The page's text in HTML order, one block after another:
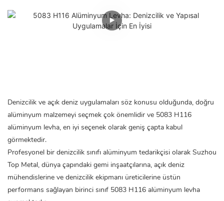
Denizcilik ve açık deniz uygulamaları söz konusu olduğunda, doğru
alüminyum malzemeyi seçmek çok önemlidir ve 5083 H116
alüminyum levha, en iyi seçenek olarak geniş çapta kabul
görmektedir.
Profesyonel bir denizcilik sınıfı alüminyum tedarikçisi olarak Suzhou
Top Metal, dünya çapındaki gemi inşaatçılarına, açık deniz
mühendislerine ve denizcilik ekipmanı üreticilerine üstün
performans sağlayan birinci sınıf 5083 H116 alüminyum levha